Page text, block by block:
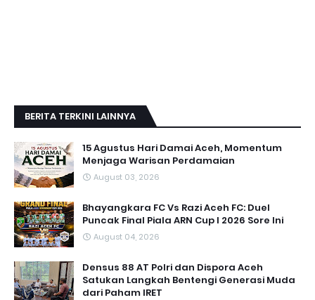
BERITA TERKINI LAINNYA
15 Agustus Hari Damai Aceh, Momentum
Menjaga Warisan Perdamaian
August 03, 2026
Bhayangkara FC Vs Razi Aceh FC: Duel
Puncak Final Piala ARN Cup I 2026 Sore Ini
August 04, 2026
Densus 88 AT Polri dan Dispora Aceh
Satukan Langkah Bentengi Generasi Muda
dari Paham IRET